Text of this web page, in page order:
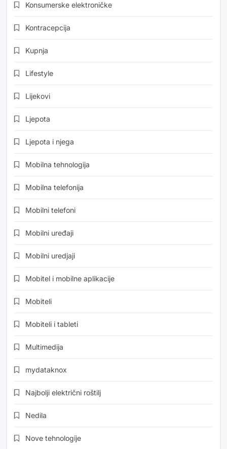
Konsumerske elektroničke
Kontracepcija
Kupnja
Lifestyle
Lijekovi
Ljepota
Ljepota i njega
Mobilna tehnologija
Mobilna telefonija
Mobilni telefoni
Mobilni uređaji
Mobilni uredjaji
Mobitel i mobilne aplikacije
Mobiteli
Mobiteli i tableti
Multimedija
mydataknox
Najbolji električni roštilj
Nedila
Nove tehnologije